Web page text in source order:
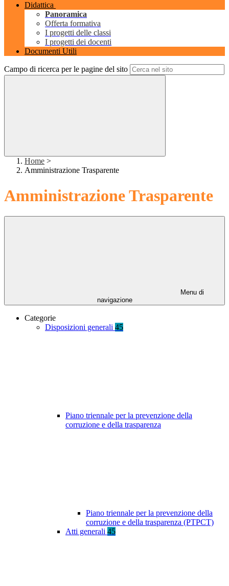
Didattica
Panoramica
Offerta formativa
I progetti delle classi
I progetti dei docenti
Documenti Utili
Campo di ricerca per le pagine del sito
Home >
Amministrazione Trasparente
Amministrazione Trasparente
Menu di
navigazione
Categorie
Disposizioni generali 45
Piano triennale per la prevenzione della
corruzione e della trasparenza
Piano triennale per la prevenzione della
corruzione e della trasparenza (PTPCT)
Atti generali 45